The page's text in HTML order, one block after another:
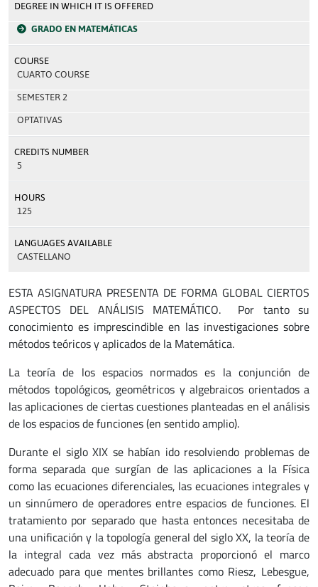
DEGREE IN WHICH IT IS OFFERED
GRADO EN MATEMÁTICAS
COURSE
CUARTO COURSE
SEMESTER 2
OPTATIVAS
CREDITS NUMBER
5
HOURS
125
LANGUAGES AVAILABLE
CASTELLANO
ESTA ASIGNATURA PRESENTA DE FORMA GLOBAL CIERTOS
ASPECTOS DEL ANÁLISIS MATEMÁTICO. Por tanto su
conocimiento es imprescindible en las investigaciones sobre
métodos teóricos y aplicados de la Matemática.
La teoría de los espacios normados es la conjunción de
métodos topológicos, geométricos y algebraicos orientados a
las aplicaciones de ciertas cuestiones planteadas en el análisis
de los espacios de funciones (en sentido amplio).
Durante el siglo XIX se habían ido resolviendo problemas de
forma separada que surgían de las aplicaciones a la Física
como las ecuaciones diferenciales, las ecuaciones integrales y
un sinnúmero de operadores entre espacios de funciones. El
tratamiento por separado que hasta entonces necesitaba de
una unificación y la topología general del siglo XX, la teoría de
la integral cada vez más abstracta proporcionó el marco
adecuado para que mentes brillantes como Riesz, Lebesgue,